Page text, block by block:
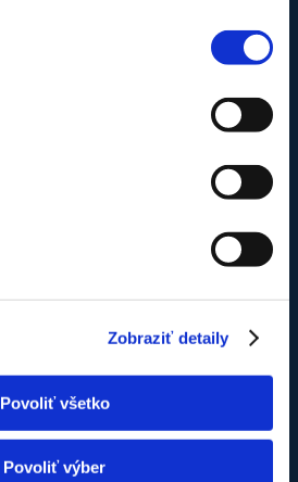
Zobraziť detaily
Povoliť všetko
Povoliť výber